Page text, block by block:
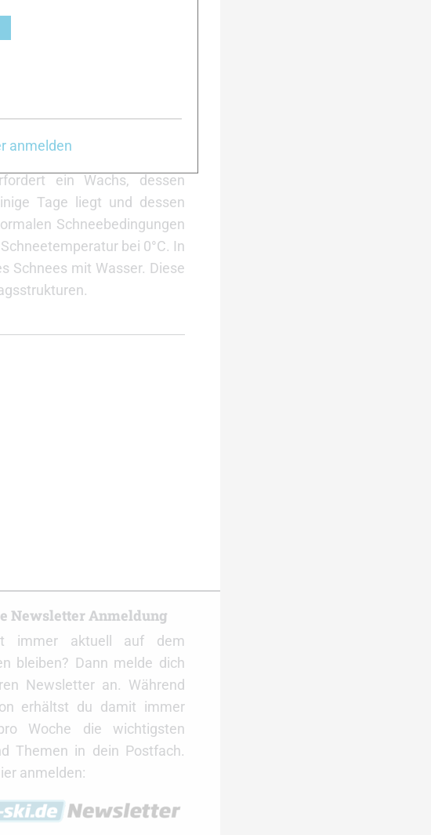
Fallender oder sehr
erfordern ein Wachs, in
nicht herunterreißen lässt,
ist bei vielen Rennen
ein Wachs, dessen
Tage liegt und dessen
Schneebedingungen
bei 0°C. In
Schnees mit Wasser. Diese
Newsletter Anmeldung
immer aktuell auf dem
bleiben? Dann melde dich
Newsletter an. Während
erhältst du damit immer
Woche die wichtigsten
Themen in dein Postfach.
anmelden:
anmelden